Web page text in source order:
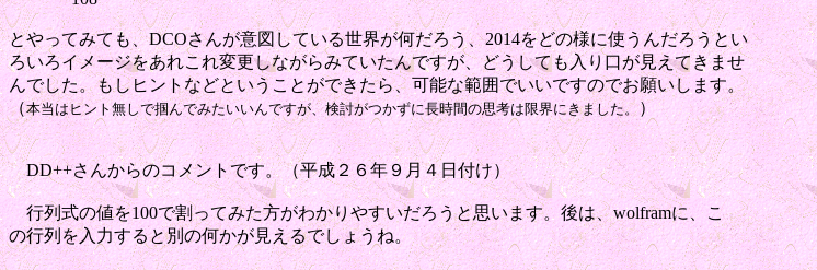
とやってみても、DCOさんが意図している世界が何だろう、2014をどの様に使うんだろうとい
ろいろイメージをあれこれ変更しながらみていたんですが、どうしても入り口が見えてきませ
んでした。もしヒントなどということができたら、可能な範囲でいいですのでお願いします。
（本当はヒント無しで掴んでみたいいんですが、検討がつかずに長時間の思考は限界にきました。）
DD++さんからのコメントです。（平成２６年９月４日付け）
行列式の値を100で割ってみた方がわかりやすいだろうと思います。後は、wolframに、こ
の行列を入力すると別の何かが見えるでしょうね。